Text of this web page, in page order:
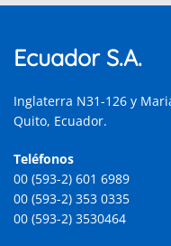
Ecuador S.A.
Inglaterra N31-126 y
Quito, Ecuador.
Teléfonos
00 (593-2) 601 6989
00 (593-2) 353 0335
00 (593-2) 3530464